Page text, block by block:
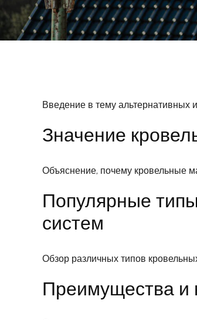
Введение в тему альтернативных
Значение
Объяснение, почему кровельные
Популярные
систем
Обзор различных типов
Преимущества и